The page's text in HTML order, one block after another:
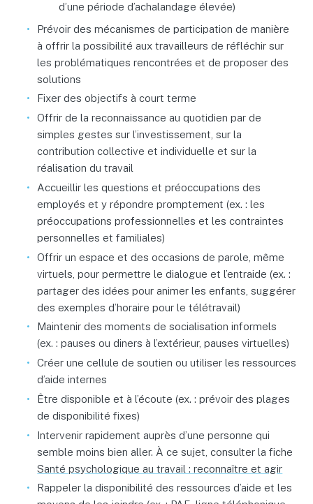
d’une période d’achalandage élevée)
Prévoir des mécanismes de participation de manière
à offrir la possibilité aux travailleurs de réfléchir sur
les problématiques rencontrées et de proposer des
solutions
Fixer des objectifs à court terme
Offrir de la reconnaissance au quotidien par de
simples gestes sur l’investissement, sur la
contribution collective et individuelle et sur la
réalisation du travail
Accueillir les questions et préoccupations des
employés et y répondre promptement (ex. : les
préoccupations professionnelles et les contraintes
personnelles et familiales)
Offrir un espace et des occasions de parole, même
virtuels, pour permettre le dialogue et l’entraide (ex. :
partager des idées pour animer les enfants, suggérer
des exemples d’horaire pour le télétravail)
Maintenir des moments de socialisation informels
(ex. : pauses ou diners à l’extérieur, pauses virtuelles)
Créer une cellule de soutien ou utiliser les ressources
d’aide internes
Être disponible et à l’écoute (ex. : prévoir des plages
de disponibilité fixes)
Intervenir rapidement auprès d’une personne qui
semble moins bien aller. À ce sujet, consulter la fiche
Santé psychologique au travail : reconnaître et agir
Rappeler la disponibilité des ressources d’aide et les